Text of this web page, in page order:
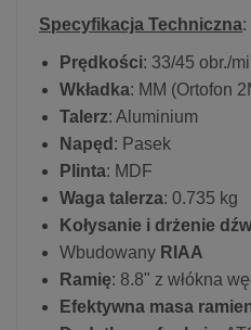
Specyfikacja Techniczna:
Prędkości: 33/45 obr./
Wkładka: MM (Ortofon
Talerz: Aluminium
Napęd : Pasek
Plinta: MDF
Waga talerza: 0.735 kg
Kołysanie i drżenie
Wbudowany RIAA
Ramię: 8.8" z włókna
Efektywna masa